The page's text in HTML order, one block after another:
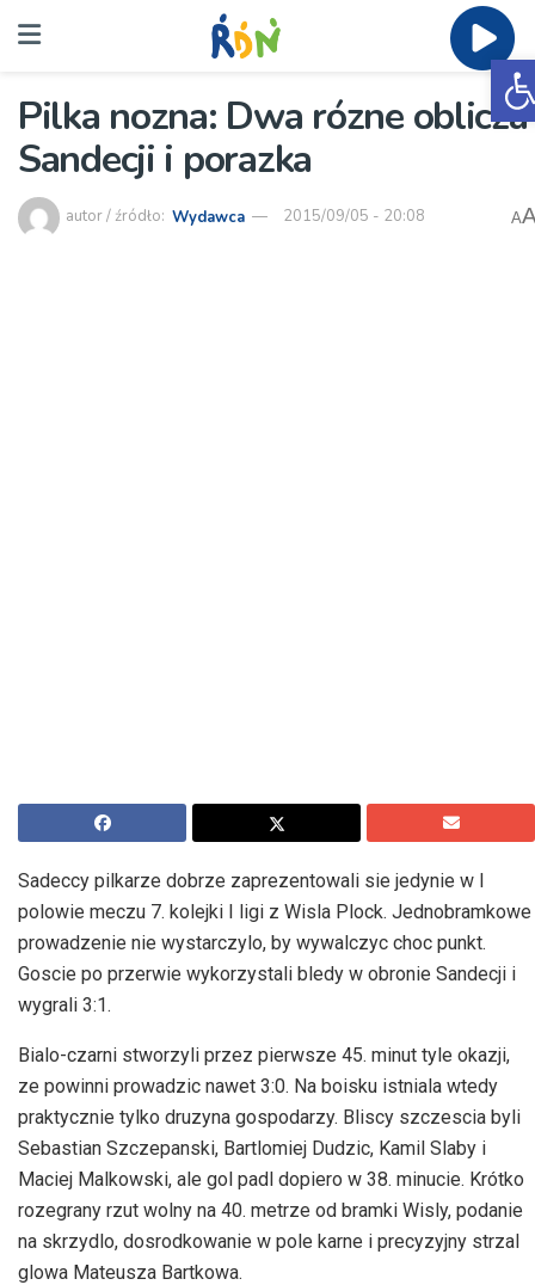
Pilka nozna: Dwa rózne oblicza
Sandecji i porazka
autor / źródło: Wydawca 2015/09/05 - 20:08 A
Sadeccy pilkarze dobrze zaprezentowali sie jedynie w I
polowie meczu 7. kolejki I ligi z Wisla Plock. Jednobramkowe
prowadzenie nie wystarczylo, by wywalczyc choc punkt.
Goscie po przerwie wykorzystali bledy w obronie Sandecji i
wygrali 3:1.
Bialo-czarni stworzyli przez pierwsze 45. minut tyle okazji,
ze powinni prowadzic nawet 3:0. Na boisku istniala wtedy
praktycznie tylko druzyna gospodarzy. Bliscy szczescia byli
Sebastian Szczepanski, Bartlomiej Dudzic, Kamil Slaby i
Maciej Malkowski, ale gol padl dopiero w 38. minucie. Krótko
rozegrany rzut wolny na 40. metrze od bramki Wisly, podanie
na skrzydlo, dosrodkowanie w pole karne i precyzyjny strzal
glowa Mateusza Bartkowa.